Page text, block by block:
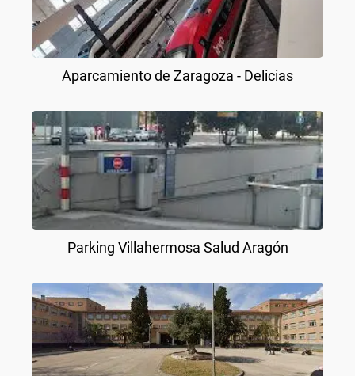
Aparcamiento de Zaragoza - Delicias
Parking Villahermosa Salud Aragón